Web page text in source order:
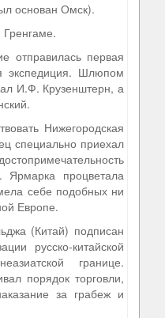
основан Омск).
отправилась первая
экспедиция. Шлюпом
И.Ф. Крузенштерн, а
Нижегородская
специально приехал
Ярмарка процветала
себе подобных ни
Европе.
(Китай) подписан
русско-китайской
границе.
порядок торговли,
за грабеж и